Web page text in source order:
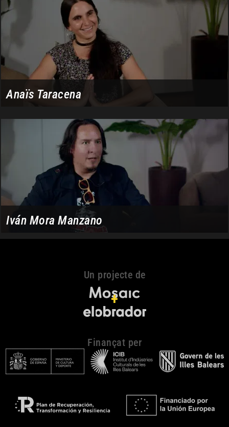
Anaïs Taracena
Iván Mora Manzano
Un projecte de
+
Finançat per